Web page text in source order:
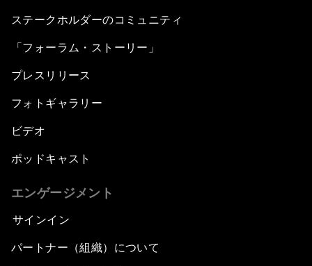
ステークホルダーのコミュニティ
「フォーラム・ストーリー」
プレスリリース
フォトギャラリー
ビデオ
ポッドキャスト
エンゲージメント
サインイン
パートナー（組織）について